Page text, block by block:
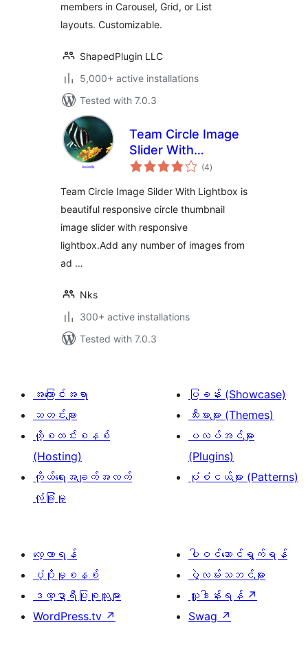
Smart Team
(formerly WP
members in Carousel, Grid, or List
layouts. Customizable.
ShapedPlugin LLC
5,000+ active installations
Tested with 7.0.3
Team Circle Image
Slider With
Lightbox
(4total
ratings
)
Team Circle Image Silder With Lightbox is
beautiful responsive circle thumbnail
image slider with responsive
lightbox.Add any number of images from
ad …
Nks
300+ active installations
Tested with 7.0.3
အကြောင်းအရာ
သတင်းများ
ဟို့စတင်းစနစ်
(Hosting)
ကိုယ်ရေးအချက်အလက်
လုံခြုံမှု
ပြခန်း (Showcase)
သီးမားများ (Themes)
ပလပ်အင်များ
(Plugins)
ပုံစံငယ်များ (Patterns)
လေ့လာရန်
ပံ့ပိုးမှုစနစ်
ဒဏ္ဍာရီပြုစုသူများ
WordPress.tv ↗
ပါဝင်ဆောင်ရွက်ရန်
ပွဲလမ်းသဘင်များ
လှူဒါန်းရန် ↗
Swag ↗